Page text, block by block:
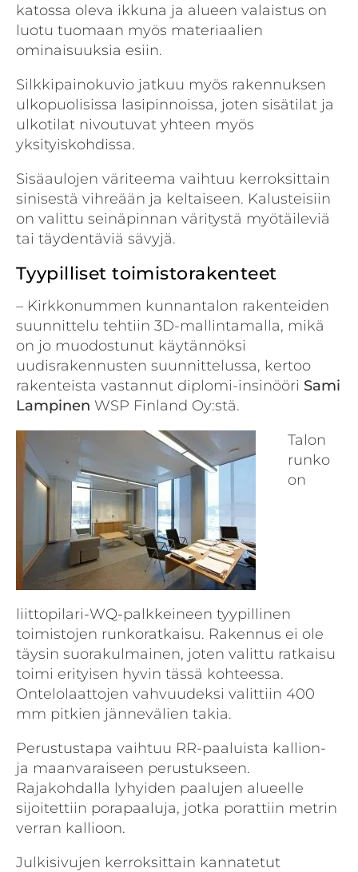
katossa oleva ikkuna ja alueen valaistus on
luotu tuomaan myös materiaalien
ominaisuuksia esiin.
Silkkipainokuvio jatkuu myös rakennuksen
ulkopuolisissa lasipinnoissa, joten sisätilat ja
ulkotilat nivoutuvat yhteen myös
yksityiskohdissa.
Sisäaulojen väriteema vaihtuu kerroksittain
sinisestä vihreään ja keltaiseen. Kalusteisiin
on valittu seinäpinnan väritystä myötäileviä
tai täydentäviä sävyjä.
Tyypilliset toimistorakenteet
– Kirkkonummen kunnantalon rakenteiden
suunnittelu tehtiin 3D-mallintamalla, mikä
on jo muodostunut käytännöksi
uudisrakennusten suunnittelussa, kertoo
rakenteista vastannut diplomi-insinööri Sami
Lampinen WSP Finland Oy:stä.
Talon
runko
on
liittopilari-WQ-palkkeineen tyypillinen
toimistojen runkoratkaisu. Rakennus ei ole
täysin suorakulmainen, joten valittu ratkaisu
toimi erityisen hyvin tässä kohteessa.
Ontelolaattojen vahvuudeksi valittiin 400
mm pitkien jännevälien takia.
Perustustapa vaihtuu RR-paaluista kallion-
ja maanvaraiseen perustukseen.
Rajakohdalla lyhyiden paalujen alueelle
sijoitettiin porapaaluja, jotka porattiin metrin
verran kallioon.
Julkisivujen kerroksittain kannatetut